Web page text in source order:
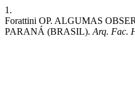
1.
Forattini OP. ALGUMAS
PARANÁ (BRASIL). Arq. Fac.